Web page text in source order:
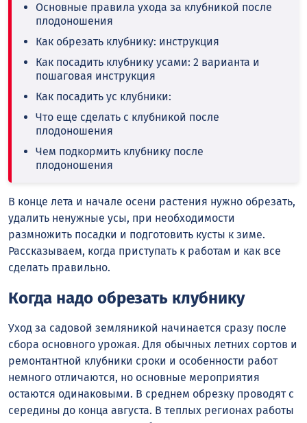
Основные правила ухода за клубникой после
плодоношения
Как обрезать клубнику: инструкция
Как посадить клубнику усами: 2 варианта и
пошаговая инструкция
Как посадить ус клубники:
Что еще сделать с клубникой после
плодоношения
Чем подкормить клубнику после
плодоношения
В конце лета и начале осени растения нужно обрезать,
удалить ненужные усы, при необходимости
размножить посадки и подготовить кусты к зиме.
Рассказываем, когда приступать к работам и как все
сделать правильно.
Когда надо обрезать клубнику
Уход за садовой земляникой начинается сразу после
сбора основного урожая. Для обычных летних сортов и
ремонтантной клубники сроки и особенности работ
немного отличаются, но основные мероприятия
остаются одинаковыми. В среднем обрезку проводят с
середины до конца августа. В теплых регионах работы